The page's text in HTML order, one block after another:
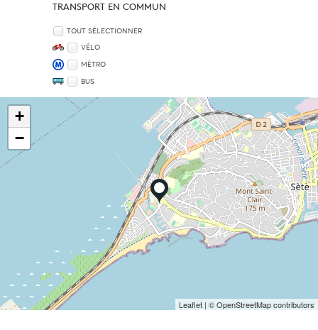
TRANSPORT EN COMMUN
TOUT SÉLECTIONNER
VÉLO
MÉTRO
BUS
+
−
Leaflet | © OpenStreetMap contributors